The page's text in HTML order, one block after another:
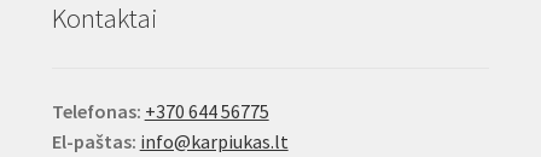
Kontaktai
Telefonas: +370 644 56775
El-paštas: info@karpiukas.lt